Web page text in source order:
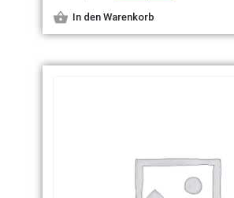
In den Warenkorb